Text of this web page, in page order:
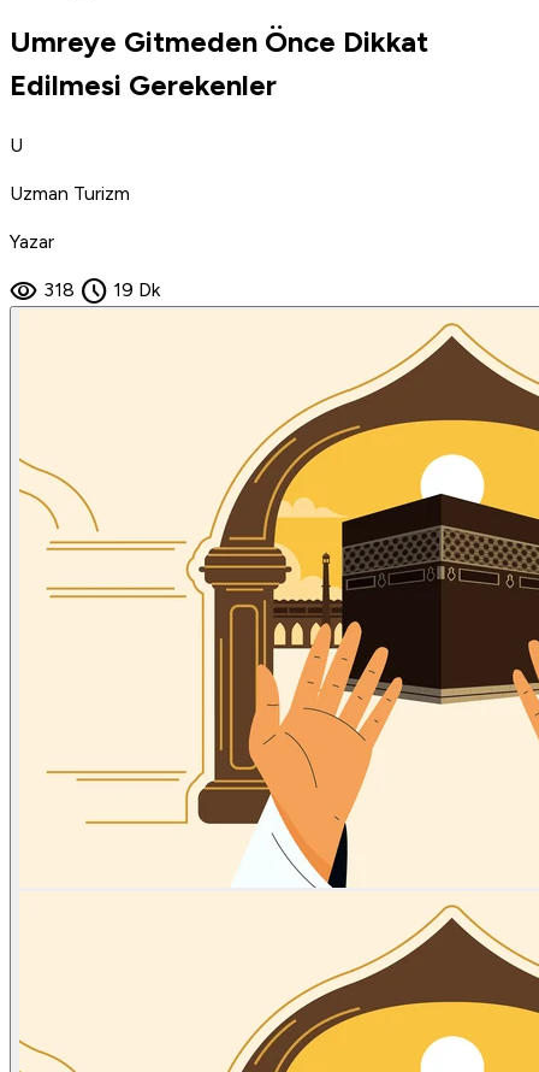
Umreye Gitmeden Önce Dikkat
Edilmesi Gerekenler
U
Uzman Turizm
Yazar
visibility 318 schedule 19 Dk